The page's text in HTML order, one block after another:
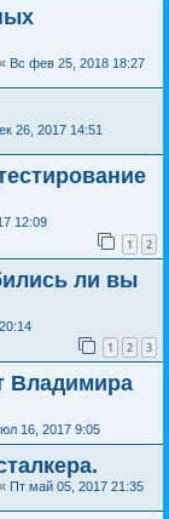
« Вс фев 25, 2018 18:27
26, 2017 14:51
12:09
1 2
ли вы
1 2 3
Владимира
16, 2017 9:05
« Пт май 05, 2017 21:35